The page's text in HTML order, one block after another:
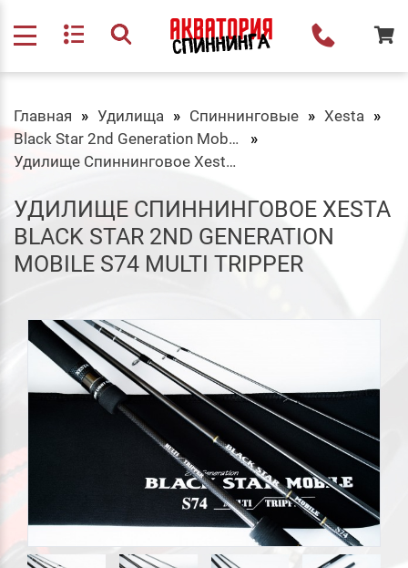
Главная Удилища Спиннинговые
Xesta
Black Star 2nd Generation Mobile
Удилище Спиннинговое Xesta Black Star 2nd Generation Mobile S74 Multi Tripper
УДИЛИЩЕ СПИННИНГОВОЕ XESTA
BLACK STAR 2ND GENERATION
MOBILE S74 MULTI TRIPPER